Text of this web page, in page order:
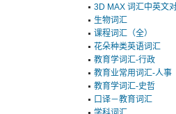
3D MAX 词汇中英文
生物词汇
课程词汇（全）
花朵种类英语词汇
教育学词汇-行政
教育业常用词汇-人事
教育学词汇-史哲
口译－教育词汇